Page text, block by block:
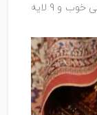
لایه با کیفیت بسیار بالا، 6 لایه با کیفیت خیلی خوب و 9 لایه